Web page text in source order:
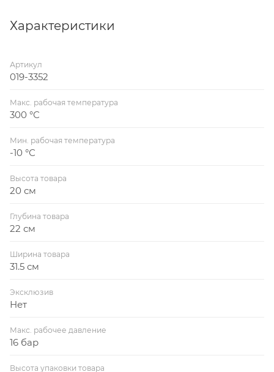
Характеристики
Артикул
019-3352
Макс. рабочая температура
300 °С
Мин. рабочая температура
-10 °С
Высота товара
20 см
Глубина товара
22 см
Ширина товара
31.5 см
Эксклюзив
Нет
Макс. рабочее давление
16 бар
Высота упаковки товара